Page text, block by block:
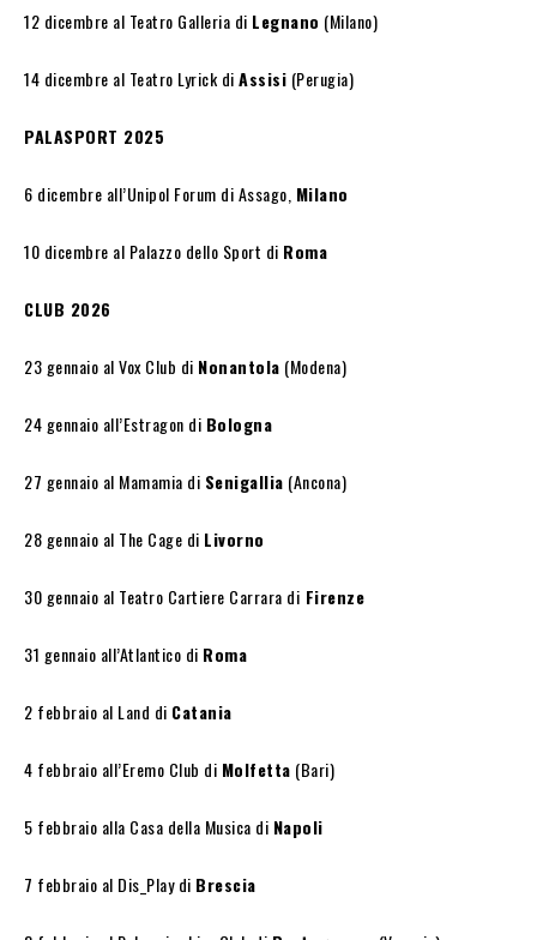
12 dicembre al Teatro Galleria di Legnano (Milano)
14 dicembre al Teatro Lyrick diAssisi (Perugia)
PALASPORT 2025
6 dicembre all’Unipol Forum di Assago, Milano
10 dicembre al Palazzo dello Sport di Roma
CLUB 2026
23 gennaio al Vox Club di Nonantola (Modena)
24 gennaio all’Estragon di Bologna
27 gennaio al Mamamia di Senigallia (Ancona)
28 gennaio al The Cage di Livorno
30 gennaio al Teatro Cartiere Carrara di Firenze
31 gennaio all’Atlantico di Roma
2 febbraio al Land di Catania
4 febbraio all’Eremo Club di Molfetta (Bari)
5 febbraio alla Casa della Musica di Napoli
7 febbraio al Dis_Play di Brescia